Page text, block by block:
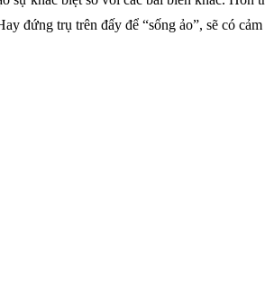
đứng trụ trên đấy để “sống ảo”, sẽ có